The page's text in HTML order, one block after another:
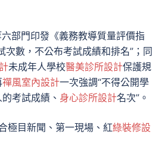
部門印發《義務教導質量評價指
次數，不公布考試成績和排名”；同
未成年人學校醫美診所設計保護規
禪風室內設計一次強調“不得公開學
考試成績、 身心診所設計名次”。
極目新聞、第一現場、紅綠裝修設